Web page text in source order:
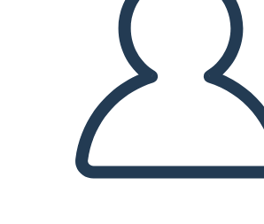
DIASHOW ABSPIELEN
LIES MIR VOR